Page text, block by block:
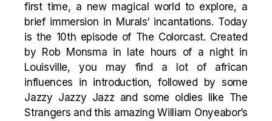
first time, a new magical world to explore, a
brief immersion in Murals‘ incantations. Today
is the 10th episode of The Colorcast. Created
by Rob Monsma in late hours of a night in
Louisville, you may find a lot of african
influences in introduction, followed by some
Jazzy Jazzy Jazz and some oldies like The
Strangers and this amazing William Onyeabor’s